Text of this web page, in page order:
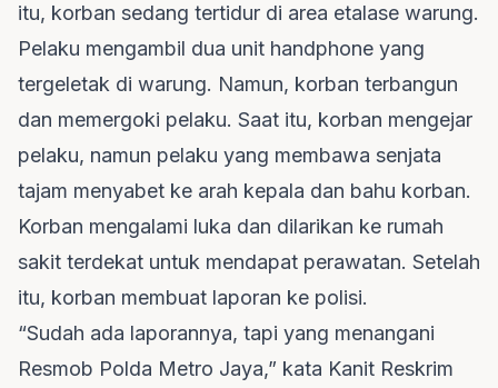
itu, korban sedang tertidur di area etalase warung.
Pelaku mengambil dua unit handphone yang
tergeletak di warung. Namun, korban terbangun
dan memergoki pelaku. Saat itu, korban mengejar
pelaku, namun pelaku yang membawa senjata
tajam menyabet ke arah kepala dan bahu korban.
Korban mengalami luka dan dilarikan ke rumah
sakit terdekat untuk mendapat perawatan. Setelah
itu, korban membuat laporan ke polisi.
“Sudah ada laporannya, tapi yang menangani
Resmob Polda Metro Jaya,” kata Kanit Reskrim